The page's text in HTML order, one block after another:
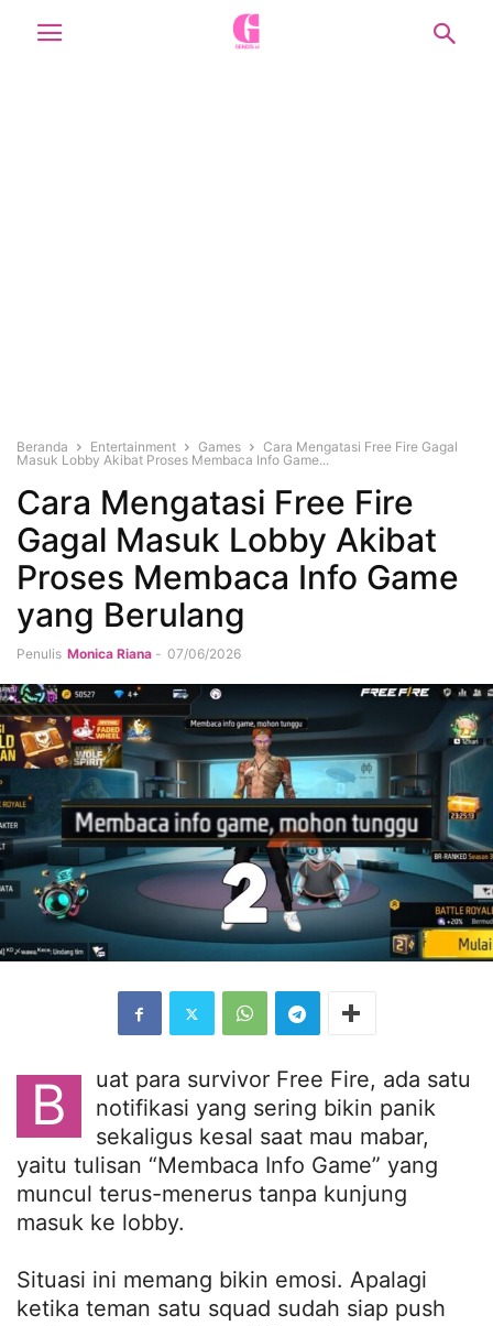
Beranda Entertainment Games
Cara Mengatasi Free Fire Gagal
Masuk Lobby Akibat Proses Membaca Info Game...
Cara Mengatasi Free Fire
Gagal Masuk Lobby Akibat
Proses Membaca Info Game
yang Berulang
Penulis Monica Riana - 07/06/2026
B
uat para survivor Free Fire, ada satu
notifikasi yang sering bikin panik
sekaligus kesal saat mau mabar,
yaitu tulisan “Membaca Info Game” yang
muncul terus-menerus tanpa kunjung
masuk ke lobby.
Situasi ini memang bikin emosi. Apalagi
ketika teman satu squad sudah siap push